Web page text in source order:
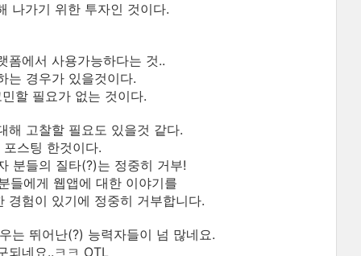
나가기 위한 투자인 것이다.
폼에서 사용가능하다는 것..
는 경우가 있을것이다.
할 필요가 없는 것이다.
해 고찰할 필요도 있을것 같다.
스팅 한것이다.
분들의 질타(?)는 정중히 거부!
들에게 웹앱에 대한 이야기를
경험이 있기에 정중히 거부합니다.
는 뛰어난(?) 능력자들이 넘 많네요.
되네요..ㅋㅋ OTL